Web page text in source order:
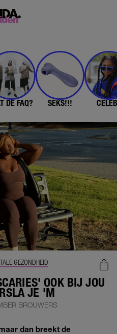
DE FAQ? SEKS!!!
OOK BIJ JOU
JE 'M
GEZONDHEID
BROUWERS
dan breekt de